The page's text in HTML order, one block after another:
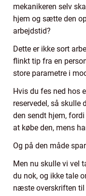
mekanikeren selv
hjem og sætte den
arbejdstid?
Dette er ikke sort
flinkt tip fra en
store parametre i
Hvis du fes ned hos
reservedel, så skulle
den sendt hjem,
at købe den, mens
Og på den måde
Men nu skulle vi vel
du nok, og ikke tale
næste overskriften til